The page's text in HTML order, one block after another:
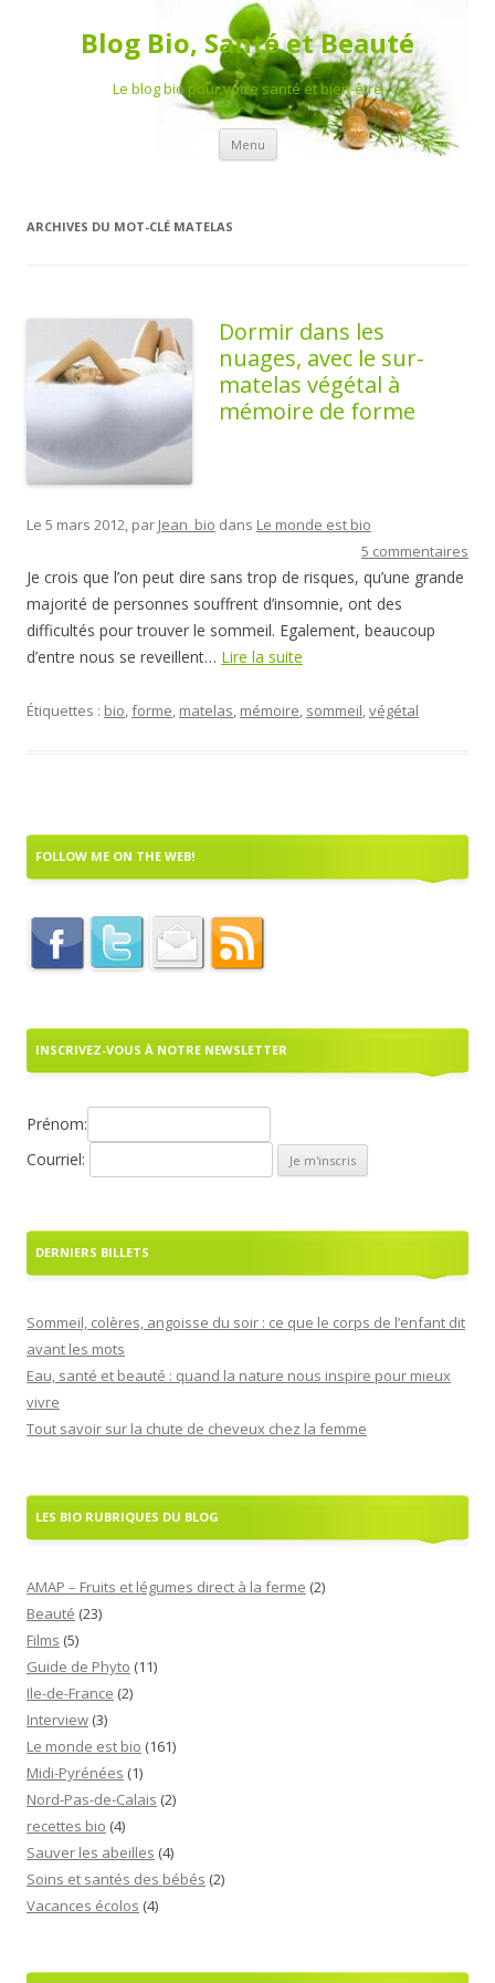
Blog Bio, Santé et Beauté
Le blog bio pour votre santé et bien-être
Menu Aller au contenu principal
ARCHIVES DU MOT-CLÉ MATELAS
Dormir dans les
nuages, avec le sur-
matelas végétal à
mémoire de forme
Le 5 mars 2012, par Jean_bio dans Le monde est bio
5 commentaires
Je crois que l’on peut dire sans trop de risques, qu’une grande
majorité de personnes souffrent d’insomnie, ont des
difficultés pour trouver le sommeil. Egalement, beaucoup
d’entre nous se reveillent… Lire la suite
Étiquettes : bio,forme, matelas, mémoire, sommeil,végétal
FOLLOW ME ON THE WEB!
INSCRIVEZ-VOUS À NOTRE NEWSLETTER
Prénom:
Courriel:
DERNIERS BILLETS
Sommeil, colères, angoisse du soir : ce que le corps de l’enfant dit
avant les mots
Eau, santé et beauté : quand la nature nous inspire pour mieux
vivre
Tout savoir sur la chute de cheveux chez la femme
LES BIO RUBRIQUES DU BLOG
AMAP – Fruits et légumes direct à la ferme (2)
Beauté (23)
Films (5)
Guide de Phyto (11)
Ile-de-France (2)
Interview (3)
Le monde est bio (161)
Midi-Pyrénées (1)
Nord-Pas-de-Calais (2)
recettes bio (4)
Sauver les abeilles (4)
Soins et santés des bébés (2)
Vacances écolos (4)